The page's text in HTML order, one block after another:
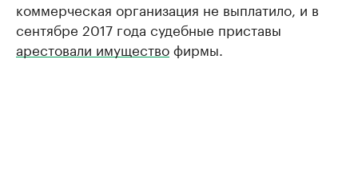
коммерческая организация не выплатило, и в
сентябре 2017 года судебные приставы
арестовали имуществофирмы.